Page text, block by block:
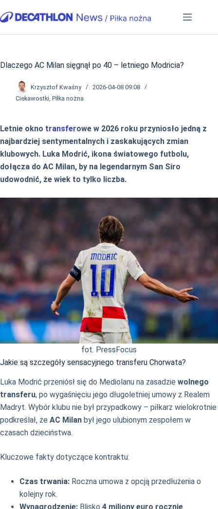
do
Dlaczego AC Milan sięgnął po 40 – letniego Modricia?
Krzysztof Kwaśny
2026-04-08 09:08
Ciekawostki, Piłka nożna
Letnie okno transferowe w 2026 roku przyniosło jedną z
najbardziej sentymentalnych i zaskakujących zmian
klubowych. Luka Modrić, ikona światowego futbolu,
dołącza do AC Milan, by na legendarnym San Siro
udowodnić, że wiek to tylko liczba.
fot. PressFocus
Jakie są szczegóły sensacyjnego transferu Chorwata?
Luka Modrić przeniósł się do Mediolanu na zasadzie wolnego
transferu, po wygaśnięciu jego długoletniej umowy z Realem
Madryt. Wybór klubu nie był przypadkowy – piłkarz wielokrotnie
podkreślał, że AC Milan był jego ulubionym zespołem w
czasach dzieciństwa.
Kluczowe fakty dotyczące kontraktu:
Czas trwania: Roczna umowa z opcją przedłużenia o
kolejny rok.
Wynagrodzenie: Blisko 4 miliony euro rocznie